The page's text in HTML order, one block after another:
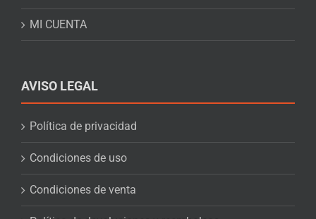
MI CUENTA
AVISO LEGAL
Política de privacidad
Condiciones de uso
Condiciones de venta